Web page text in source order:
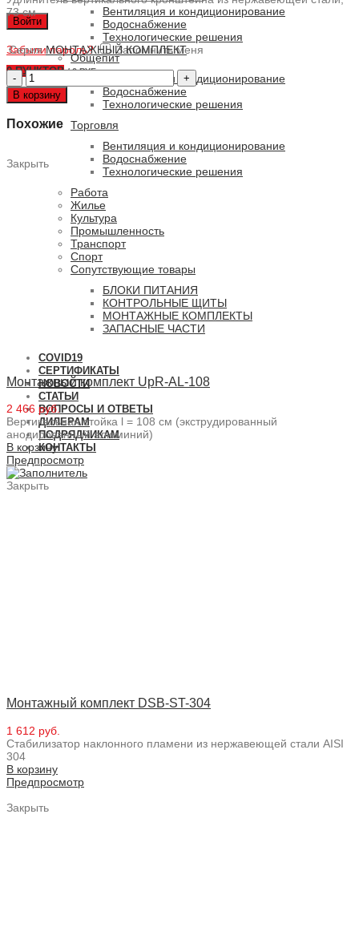
Войти
Забыли пароль? Запомнить меня
0ПУНКТОВ / 0 РУБ.
Вентиляция и кондиционирование
Водоснабжение
Технологические решения
Общепит
Вентиляция и кондиционирование
Водоснабжение
Технологические решения
Торговля
Вентиляция и кондиционирование
Водоснабжение
Технологические решения
Работа
Жилье
Культура
Промышленность
Транспорт
Спорт
Сопутствующие товары
БЛОКИ ПИТАНИЯ
КОНТРОЛЬНЫЕ ЩИТЫ
МОНТАЖНЫЕ КОМПЛЕКТЫ
ЗАПАСНЫЕ ЧАСТИ
COVID19
СЕРТИФИКАТЫ
НОВОСТИ
СТАТЬИ
ВОПРОСЫ И ОТВЕТЫ
ДИЛЕРАМ
ПОДРЯДЧИКАМ
КОНТАКТЫ
73 см
Серия МОНТАЖНЫЙ КОМПЛЕКТ
Количество
товара
Монтажный
UpR-
В корзину
Похожие
Закрыть
Монтажный комплект UpR-AL-108
2 466 руб.
Вертикальная стойка l = 108 см (экструдированный
анодированный алюминий)
В корзину
Предпросмотр
Закрыть
Монтажный комплект DSB-ST-304
1 612 руб.
Стабилизатор наклонного пламени из нержавеющей стали AISI
304
В корзину
Предпросмотр
Закрыть